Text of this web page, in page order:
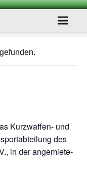
Kurz­waf­fen- und
des
in der ange­mie­te­